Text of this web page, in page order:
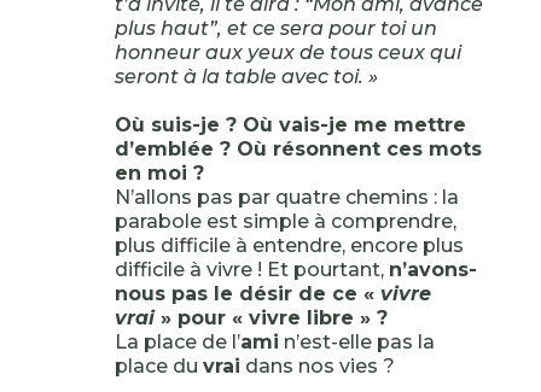
plus haut”, et ce sera pour toi un
honneur aux yeux de tous ceux qui
seront à la table avec toi. »
Où suis-je ? Où vais-je me mettre
d’emblée ? Où résonnent ces mots
en moi ?
N’allons pas par quatre chemins : la
parabole est simple à comprendre,
plus difficile à entendre, encore plus
difficile à vivre ! Et pourtant, n’avons-
nous pas le désir de ce « vivre
vrai» pour « vivre libre » ?
La place de l’ami n’est-elle pas la
place du vrai dans nos vies ?